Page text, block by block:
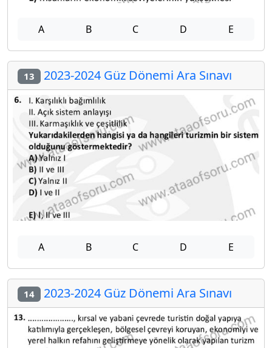
A B C D E
13 2023-2024 Güz Dönemi Ara Sınavı
A B C D E
14 2023-2024 Güz Dönemi Ara Sınavı